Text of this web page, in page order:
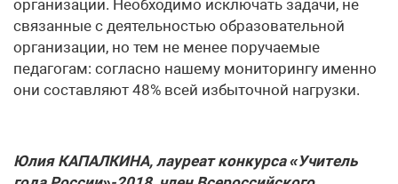
организации. Необходимо исключать задачи, не
связанные с деятельностью образовательной
организации, но тем не менее поручаемые
педагогам: согласно нашему мониторингу именно
они составляют 48% всей избыточной нагрузки.
Юлия КАПАЛКИНА, лауреат конкурса «Учитель